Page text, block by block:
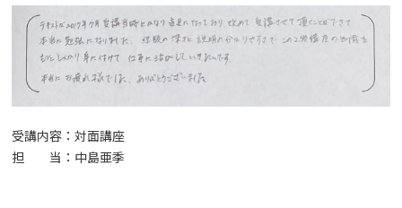
受講内容：対面講座
担 当：中島亜季